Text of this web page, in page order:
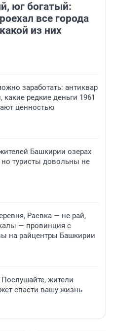
юг богатый:
все города
из них
заработать: антиквар
редкие деньги 1961
ценностью
Башкирии озерах
туристы довольны не
Раевка — не рай,
— провинция с
на райцентры Башкирии
жители
спасти вашу жизнь